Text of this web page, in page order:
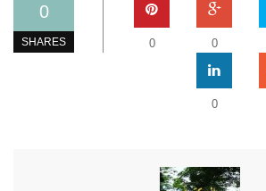
0
SHARES 0
0
0